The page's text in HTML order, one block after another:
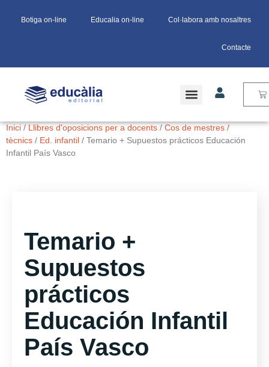
Botiga on-line Educalia on-line Col·labora amb nosaltres
Contacte
Inici/Llibres d'oposicions per a docents/Cos de mestres /
tècnics / Ed. infantil / Temario + Supuestos prácticos Educación
Infantil País Vasco
Temario +
Supuestos
prácticos
Educación Infantil
País Vasco